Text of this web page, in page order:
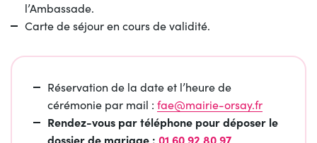
l’Ambassade.
Carte de séjour en cours de validité.
Réservation de la date et l’heure de
cérémonie par mail : fae@mairie-orsay.fr
Rendez-vous par téléphone pour déposer le
dossier de mariage : 01 60 92 80 97